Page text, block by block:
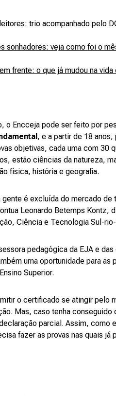
trio acompanhado pelo
sonhadores: veja como foi o
frente: o que já mudou na
o Encceja pode ser feito por
, e a partir de 18
objetivas, cada uma com 30
estão ciências da natureza,
física, história e geografia.
é excluída do mercado de
Leonardo Betemps Kontz,
Ciência e Tecnologia Sul-
pedagógica da EJA e
uma oportunidade para
Superior.
o certificado se atingir pelo
Mas, caso tenha conseguido
parcial. Assim, como
fazer as provas nas quais